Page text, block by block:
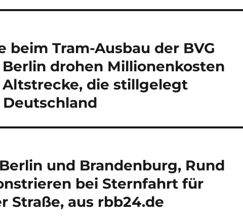
beim Tram-Ausbau der BVG
drohen Millionenkosten
die stillgelegt
und Brandenburg, Rund
bei Sternfahrt für
Straße, aus rbb24.de